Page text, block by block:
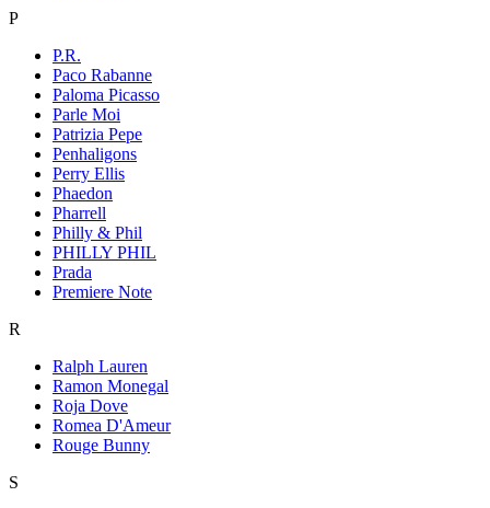
P
P.R.
Paco Rabanne
Paloma Picasso
Parle Moi
Patrizia Pepe
Penhaligons
Perry Ellis
Phaedon
Pharrell
Philly & Phil
PHILLY PHIL
Prada
Premiere Note
R
Ralph Lauren
Ramon Monegal
Roja Dove
Romea D'Ameur
Rouge Bunny
S